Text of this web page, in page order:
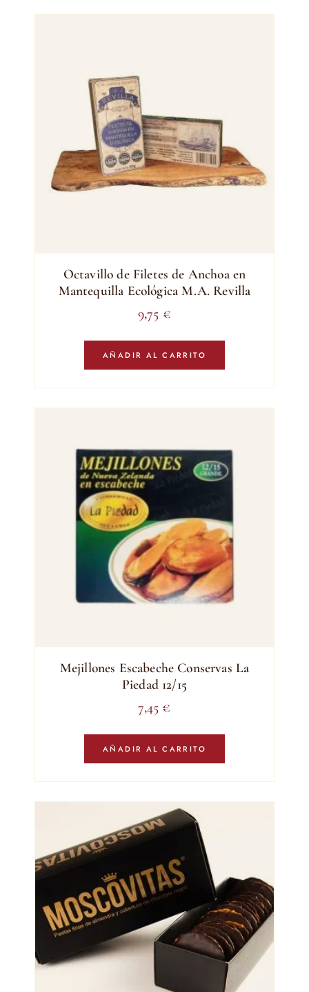
Octavillo de Filetes de Anchoa en
Mantequilla Ecológica M.A. Revilla
9,75 €
AÑADIR AL CARRITO
Mejillones Escabeche Conservas La
Piedad 12/15
7,45 €
AÑADIR AL CARRITO